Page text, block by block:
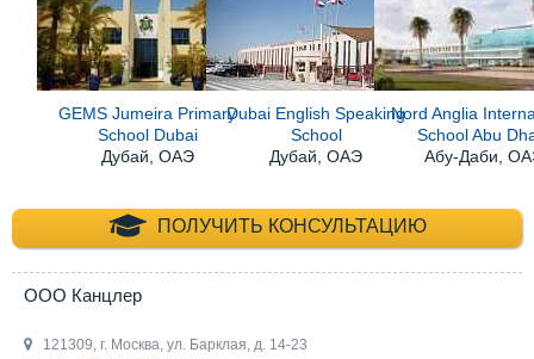
GEMS Jumeira Primary
School Dubai
Дубай, ОАЭ
Dubai English Speaking
School
Дубай, ОАЭ
Nord Anglia
School Abu
Абу-Даби,
ПОЛУЧИТЬ КОНСУЛЬТАЦИЮ
+7 (495) 660-35-
ООО Канцлер
121309, г. Москва, ул. Барклая, д. 14-23